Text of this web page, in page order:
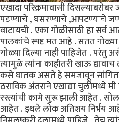
एखादा परिक्रमावासी
पडण्याचे , घसरण्याचे ,आपटण्याचे
वाटायची . एका गोळीसाठी हा सर्व
पालकांचे स्पष्ट मत आहे . सतत
गोळ्या दिल्या नाही पाहिजेत .
त्यामुळे त्यांना काहीतरी खाऊ
कसे घातक असते हे समजावून
ठराविक अंतराने एखाद्या चुलीमध्ये
रस्त्यांची कामे सुरू झाली आहेत .
आहेत . इथले लोक अतिशय निर्भय